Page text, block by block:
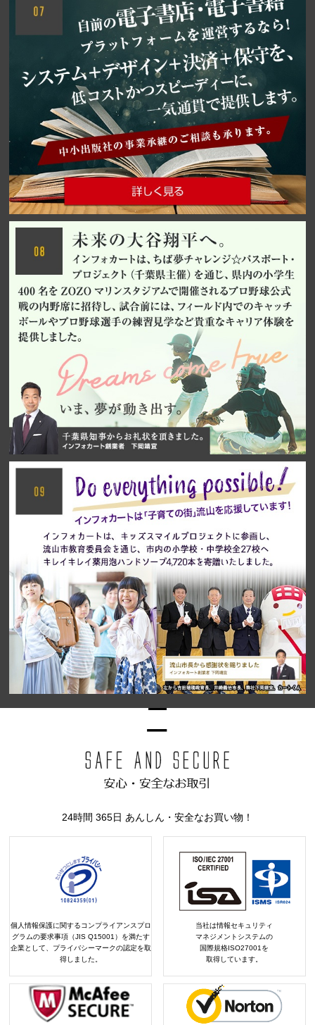
24時間 365日 あんしん・安全なお買い物！
個人情報保護に関するコンプライアンスプロ
グラムの要求事項（JIS Q15001）を満たす
企業として、プライバシーマークの認定を取
得しました。
当社は情報セキュリティ
マネジメントシステムの
国際規格ISO27001を
取得しています。